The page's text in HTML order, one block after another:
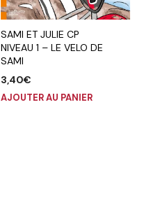
SAMI ET JULIE CP
NIVEAU 1 – LE VELO DE
SAMI
3,40€
AJOUTER AU PANIER